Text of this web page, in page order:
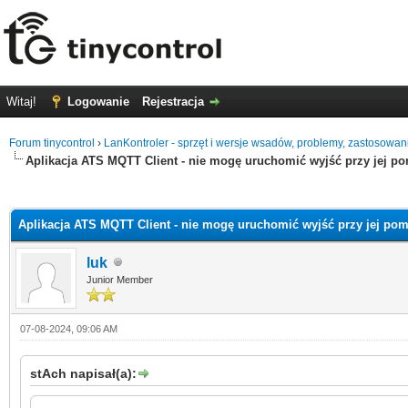
Witaj! Logowanie Rejestracja
Forum tinycontrol › LanKontroler - sprzęt i wersje wsadów, problemy,
Aplikacja ATS MQTT Client - nie mogę uruchomić wyjść przy jej
Aplikacja ATS MQTT Client - nie mogę uruchomić wyjść przy jej
luk
Junior Member
07-08-2024, 09:06 AM
stAch napisał(a):